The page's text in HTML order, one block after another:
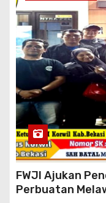
FWJI Ajukan
Perbuatan